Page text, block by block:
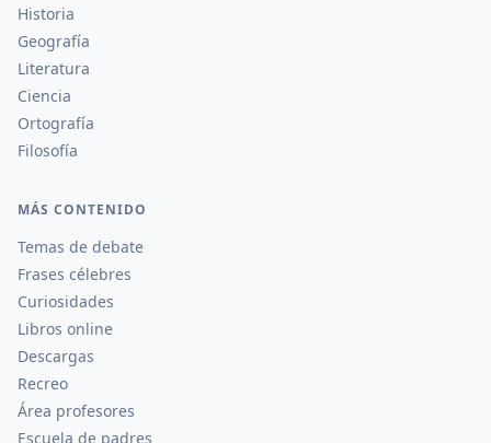
Historia
Geografía
Literatura
Ciencia
Ortografía
Filosofía
MÁS CONTENIDO
Temas de debate
Frases célebres
Curiosidades
Libros online
Descargas
Recreo
Área profesores
Escuela de padres